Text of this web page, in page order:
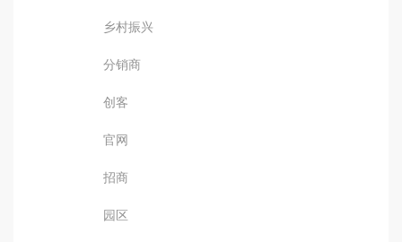
乡村振兴
分销商
创客
官网
招商
园区